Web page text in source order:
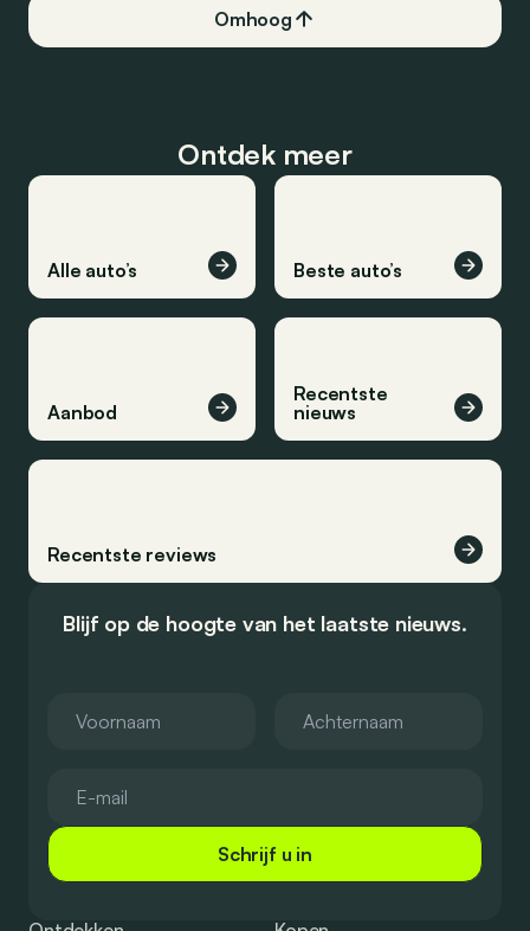
Omhoog
Ontdek meer
Alle auto’s Beste auto’s
Aanbod
Recentste
nieuws
Recentste reviews
Blijf op de hoogte van het laatste nieuws.
Schrijf u in